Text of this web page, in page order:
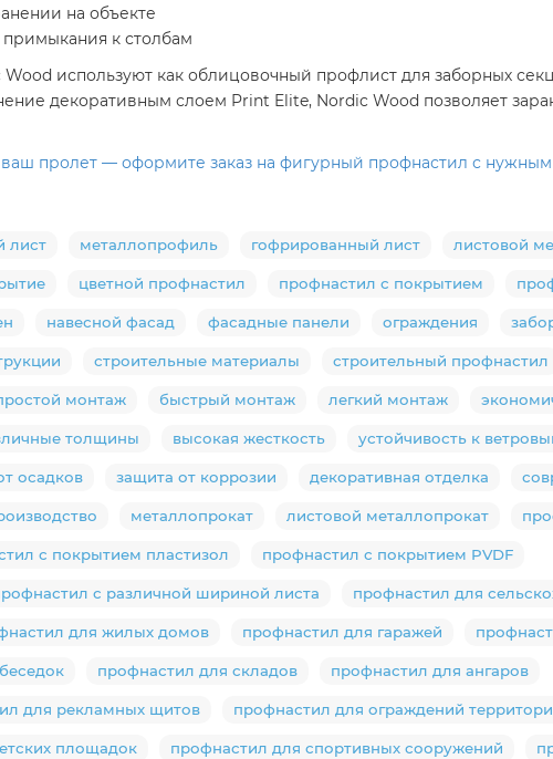
на объекте
примыкания к столбам
используют как облицовочный профлист для заборных
декоративным слоем Print Elite, Nordic Wood позволяет
пролет — оформите заказ на фигурный профнастил с
лист металлопрофиль гофрированный лист листовой
цветной профнастил профнастил с покрытием
навесной фасад фасадные панели ограждения
строительные материалы строительный профнастил
монтаж быстрый монтаж легкий монтаж
толщины высокая жесткость устойчивость к
осадков защита от коррозии декоративная отделка
металлопрокат листовой металлопрокат
с покрытием пластизол профнастил с покрытием PVDF
с различной шириной листа профнастил для
для жилых домов профнастил для гаражей
профнастил для складов профнастил для ангаров
для рекламных щитов профнастил для ограждений
площадок профнастил для спортивных сооружений